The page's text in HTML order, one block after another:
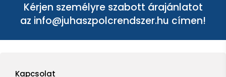
Kérjen személyre szabott árajánlatot
az info@juhaszpolcrendszer.hu címen!
Kapcsolat